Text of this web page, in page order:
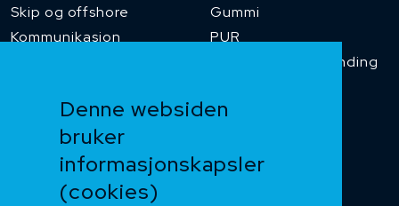
Denne websiden
bruker
informasjonskapsler
(cookies)
Skip og offshore
Kommunikasjon
Gummi
PUR
Temperaturbestanding
Heis og kran
Kategorikabel